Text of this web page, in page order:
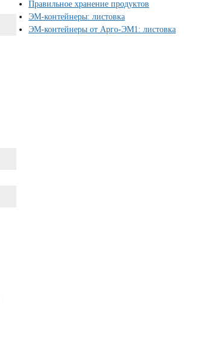
Правильное хранение продуктов
ЭМ-контейнеры: листовка
ЭМ-контейнеры от Арго-ЭМ1: листовка